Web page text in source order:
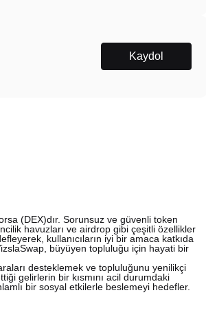
Kaydol
(DEX)dır. Sorunsuz ve güvenli token
havuzları ve airdrop gibi çeşitli özellikler
kullanıcıların iyi bir amaca katkıda
büyüyen topluluğu için hayati bir
desteklemek ve topluluğunu yenilikçi
gelirlerin bir kısmını acil durumdaki
bir sosyal etkilerle beslemeyi hedefler.